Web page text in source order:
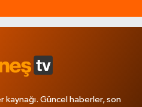
kaynağı. Güncel haberler, son